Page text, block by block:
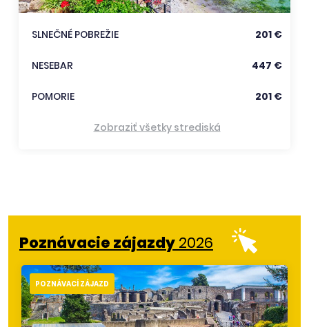
SLNEČNÉ POBREŽIE 201 €
NESEBAR 447 €
POMORIE 201 €
Zobraziť všetky strediská
Poznávacie zájazdy 2026
POZNÁVACÍ ZÁJAZD